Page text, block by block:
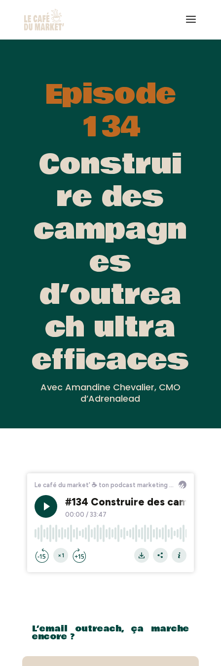
Episode
134
Construi
re des
campagn
es
d’outrea
ch ultra
efficaces
Avec Amandine Chevalier, CMO
d’Adrenalead
L’email outreach, ça marche
encore ?